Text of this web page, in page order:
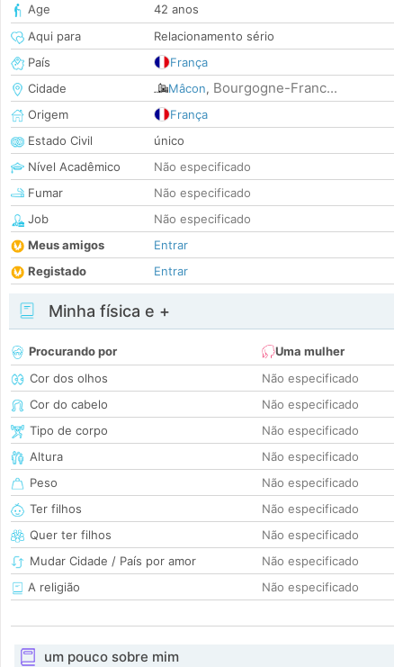
Age
42 anos
Aqui para
Relacionamento sério
País
França
Cidade
Mâcon, Bourgogne-Franc...
Origem
França
Estado Civil
único
Nível Acadêmico
Não especificado
Fumar
Não especificado
Job
Não especificado
Meus amigos
Entrar
Registado
Entrar
Minha física e +
Procurando por
Uma mulher
Cor dos olhos
Não especificado
Cor do cabelo
Não especificado
Tipo de corpo
Não especificado
Altura
Não especificado
Peso
Não especificado
Ter filhos
Não especificado
Quer ter filhos
Não especificado
Mudar Cidade / País por amor
Não especificado
A religião
Não especificado
um pouco sobre mim